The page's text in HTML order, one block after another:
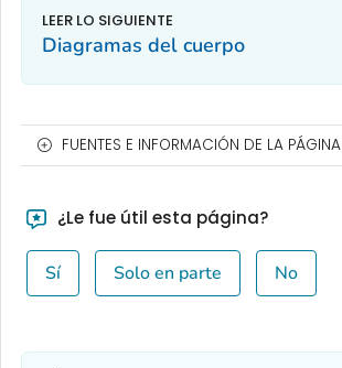
Diagramas del cuerpo
FUENTES E INFORMACIÓN DE LA PÁGINA
¿Le fue útil esta página?
Sí Solo en parte No